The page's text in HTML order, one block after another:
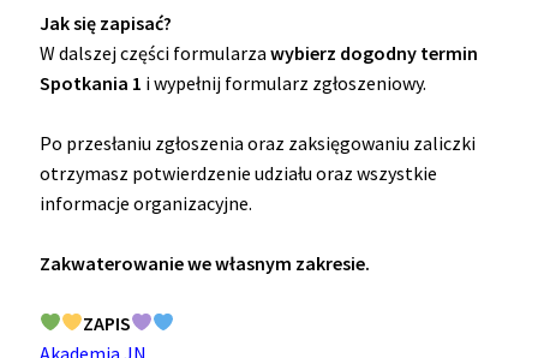
Jak się zapisać?
W dalszej części formularza wybierz dogodny termin
Spotkania 1 i wypełnij formularz zgłoszeniowy.
Po przesłaniu zgłoszenia oraz zaksięgowaniu zaliczki
otrzymasz potwierdzenie udziału oraz wszystkie
informacje organizacyjne.
Zakwaterowanie we własnym zakresie.
ZAPIS
Akademia JN